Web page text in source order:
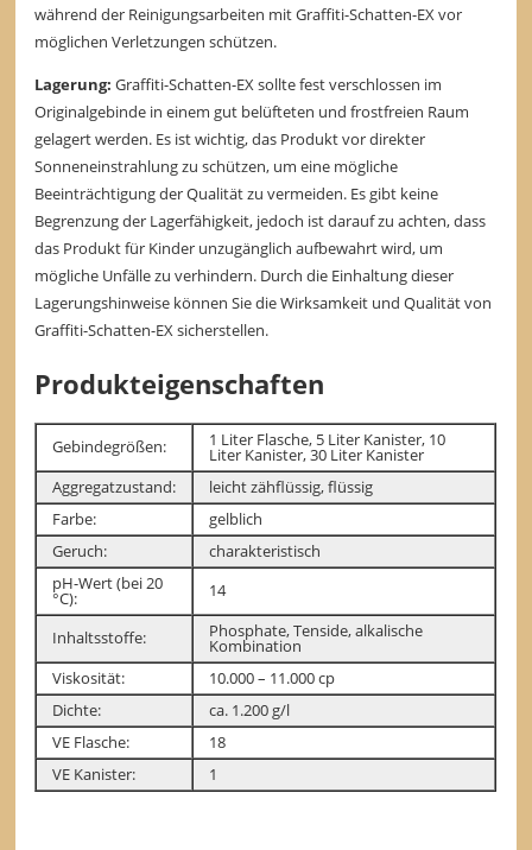
während der Reinigungsarbeiten mit Graffiti-Schatten-EX vor
möglichen Verletzungen schützen.
Lagerung:Graffiti-Schatten-EX sollte fest verschlossen im
Originalgebinde in einem gut belüfteten und frostfreien Raum
gelagert werden. Es ist wichtig, das Produkt vor direkter
Sonneneinstrahlung zu schützen, um eine mögliche
Beeinträchtigung der Qualität zu vermeiden. Es gibt keine
Begrenzung der Lagerfähigkeit, jedoch ist darauf zu achten, dass
das Produkt für Kinder unzugänglich aufbewahrt wird, um
mögliche Unfälle zu verhindern. Durch die Einhaltung dieser
Lagerungshinweise können Sie die Wirksamkeit und Qualität von
Graffiti-Schatten-EX sicherstellen.
Produkteigenschaften
Gebindegrößen: 1 Liter Flasche, 5 Liter Kanister, 10
Liter Kanister, 30 Liter Kanister
Aggregatzustand:
leicht zähflüssig, flüssig
Farbe:
gelblich
Geruch:
charakteristisch
pH-Wert (bei 20
°C): 14
Inhaltsstoffe: Phosphate, Tenside, alkalische
Kombination
Viskosität:
10.000 – 11.000 cp
Dichte:
ca. 1.200 g/l
VE Flasche:
18
VE Kanister:
1